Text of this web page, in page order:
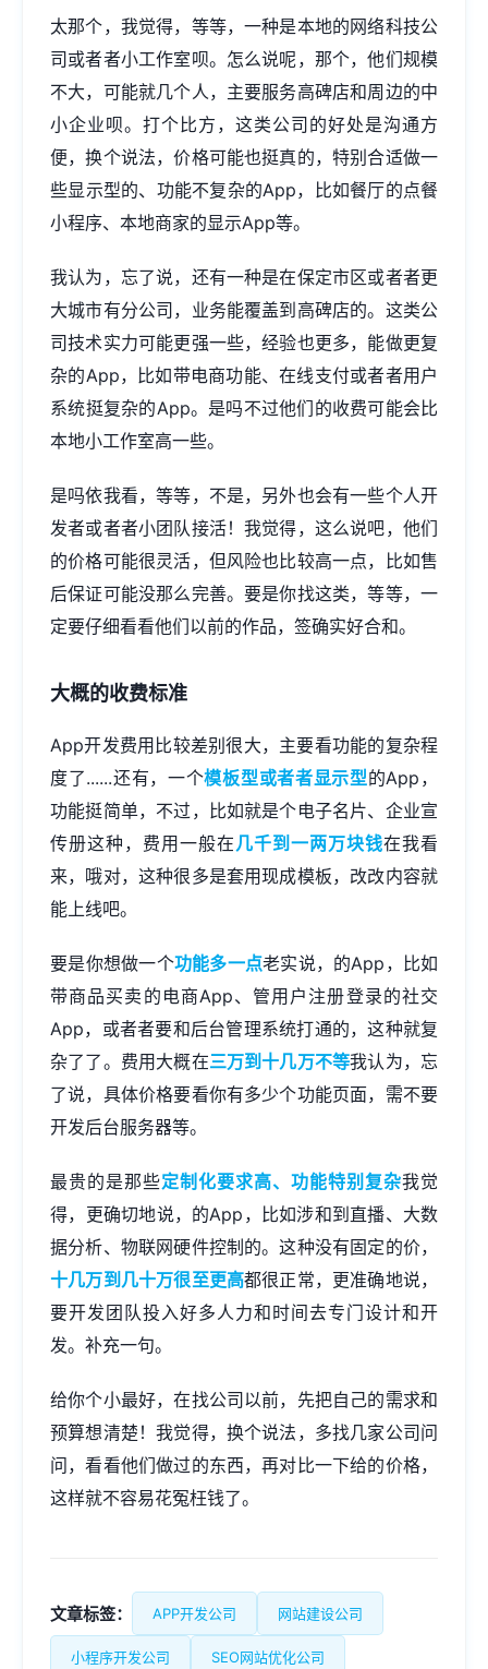
太那个，我觉得，等等，一种是本地的网络科技公
司或者者小工作室呗。怎么说呢，那个，他们规模
不大，可能就几个人，主要服务高碑店和周边的中
小企业呗。打个比方，这类公司的好处是沟通方
便，换个说法，价格可能也挺真的，特别合适做一
些显示型的、功能不复杂的App，比如餐厅的点餐
小程序、本地商家的显示App等。
我认为，忘了说，还有一种是在保定市区或者者更
大城市有分公司，业务能覆盖到高碑店的。这类公
司技术实力可能更强一些，经验也更多，能做更复
杂的App，比如带电商功能、在线支付或者者用户
系统挺复杂的App。是吗不过他们的收费可能会比
本地小工作室高一些。
是吗依我看，等等，不是，另外也会有一些个人开
发者或者者小团队接活！我觉得，这么说吧，他们
的价格可能很灵活，但风险也比较高一点，比如售
后保证可能没那么完善。要是你找这类，等等，一
定要仔细看看他们以前的作品，签确实好合和。
大概的收费标准
App开发费用比较差别很大，主要看功能的复杂程
度了......还有，一个模板型或者者显示型的App，
功能挺简单，不过，比如就是个电子名片、企业宣
传册这种，费用一般在几千到一两万块钱在我看
来，哦对，这种很多是套用现成模板，改改内容就
能上线吧。
要是你想做一个功能多一点老实说，的App，比如
带商品买卖的电商App、管用户注册登录的社交
App，或者者要和后台管理系统打通的，这种就复
杂了了。费用大概在三万到十几万不等我认为，忘
了说，具体价格要看你有多少个功能页面，需不要
开发后台服务器等。
最贵的是那些定制化要求高、功能特别复杂我觉
得，更确切地说，的App，比如涉和到直播、大数
据分析、物联网硬件控制的。这种没有固定的价，
十几万到几十万很至更高都很正常，更准确地说，
要开发团队投入好多人力和时间去专门设计和开
发。补充一句。
给你个小最好，在找公司以前，先把自己的需求和
预算想清楚！我觉得，换个说法，多找几家公司问
问，看看他们做过的东西，再对比一下给的价格，
这样就不容易花冤枉钱了。
文章标签： APP开发公司 网站建设公司
小程序开发公司 SEO网站优化公司